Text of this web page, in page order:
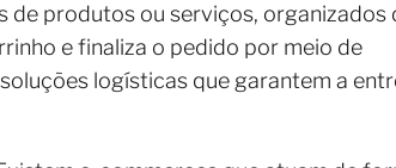
de produtos ou serviços, organizados
e finaliza o pedido por meio de
logísticas que garantem a